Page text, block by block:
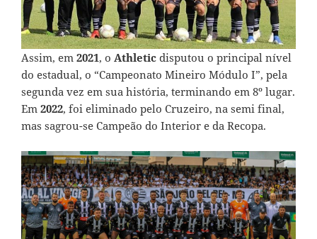
Assim, em 2021, o Athletic disputou o principal nível
do estadual, o “Campeonato Mineiro Módulo I”, pela
segunda vez em sua história, terminando em 8º lugar.
Em 2022, foi eliminado pelo Cruzeiro, na semi final,
mas sagrou-se Campeão do Interior e da Recopa.